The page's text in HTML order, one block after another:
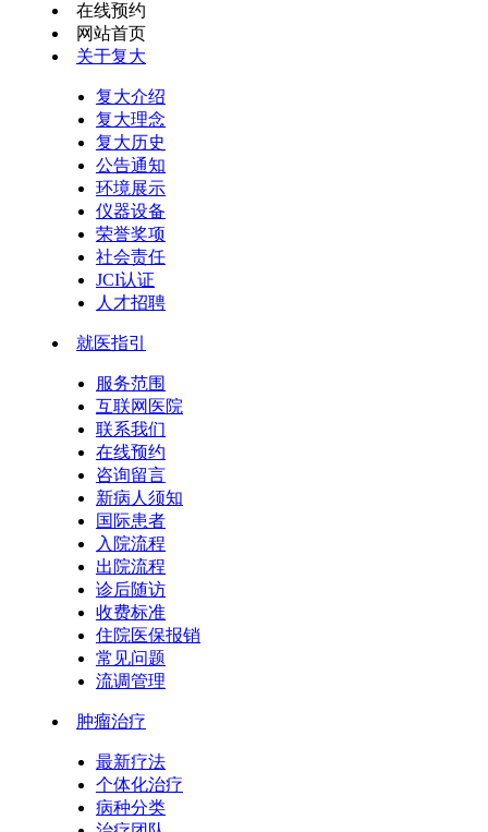
在线预约
网站首页
关于复大
复大介绍
复大理念
复大历史
公告通知
环境展示
仪器设备
荣誉奖项
社会责任
JCI认证
人才招聘
就医指引
服务范围
互联网医院
联系我们
在线预约
咨询留言
新病人须知
国际患者
入院流程
出院流程
诊后随访
收费标准
住院医保报销
常见问题
流调管理
肿瘤治疗
最新疗法
个体化治疗
病种分类